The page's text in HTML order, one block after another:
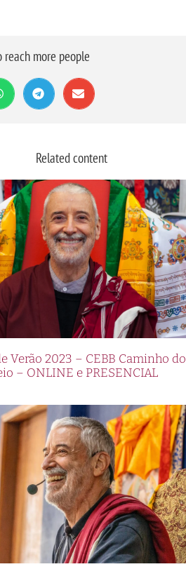
more people
Related content
Verão 2023 – CEBB Caminho do
– ONLINE e PRESENCIAL